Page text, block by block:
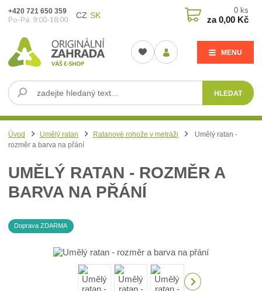
CZ SK
MENU
HLEDAT
+420 721 650 359
Po-Pá: 9:00-18:00
0 ks
za0,00 Kč
Úvod Umělý ratan Ratanové rohože v metráži
Umělý ratan -
rozměr a barva na přání
UMĚLÝ RATAN - ROZMĚR A
BARVA NA PŘÁNÍ
Doprava ZDARMA